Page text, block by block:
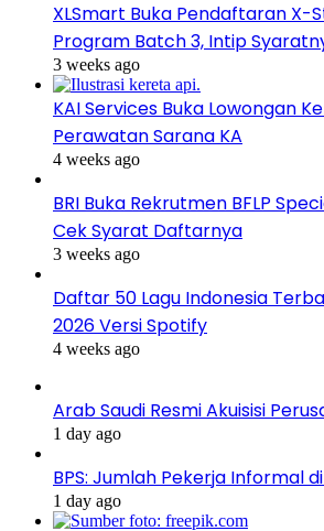
XLSmart Buka Pendaftaran X-
Program Batch 3, Intip
3 weeks ago
KAI Services Buka Lowongan
Perawatan Sarana KA
4 weeks ago
BRI Buka Rekrutmen BFLP
Cek Syarat Daftarnya
3 weeks ago
Daftar 50 Lagu Indonesia
2026 Versi Spotify
4 weeks ago
Arab Saudi Resmi Akuisisi
1 day ago
BPS: Jumlah Pekerja Informal
1 day ago